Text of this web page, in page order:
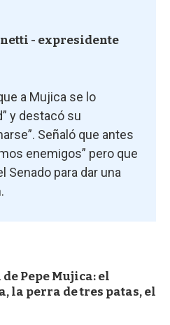
- expresidente
a Mujica se lo
y destacó su
Señaló que antes
enemigos” pero que
Senado para dar una
Pepe Mujica: el
la perra de tres patas, el